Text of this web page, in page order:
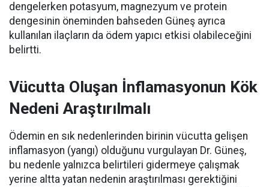
dengelerken potasyum, magnezyum ve protein
dengesinin öneminden bahseden Güneş ayrıca
kullanılan ilaçların da ödem yapıcı etkisi olabileceğini
belirtti.
Vücutta Oluşan İnflamasyonun Kök
Nedeni Araştırılmalı
Ödemin en sık nedenlerinden birinin vücutta gelişen
inflamasyon (yangı) olduğunu vurgulayan Dr. Güneş,
bu nedenle yalnızca belirtileri gidermeye çalışmak
yerine altta yatan nedenin araştırılması gerektiğini